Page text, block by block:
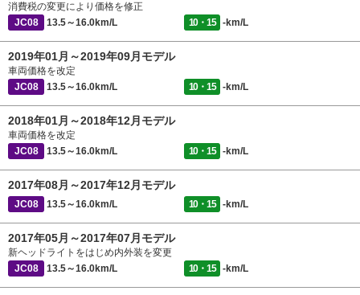
消費税の変更により価格を修正
JC08
13.5～16.0km/L 10・15 -km/L
2019年01月～2019年09月モデル
車両価格を改定
JC08
13.5～16.0km/L 10・15 -km/L
2018年01月～2018年12月モデル
車両価格を改定
JC08
13.5～16.0km/L 10・15 -km/L
2017年08月～2017年12月モデル
JC08 13.5～16.0km/L 10・15 -km/L
2017年05月～2017年07月モデル
新ヘッドライトをはじめ内外装を変更
JC08
13.5～16.0km/L 10・15 -km/L